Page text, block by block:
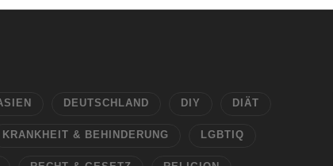
DEUTSCHLAND DIY DIÄT
KRANKHEIT & BEHINDERUNG LGBTIQ